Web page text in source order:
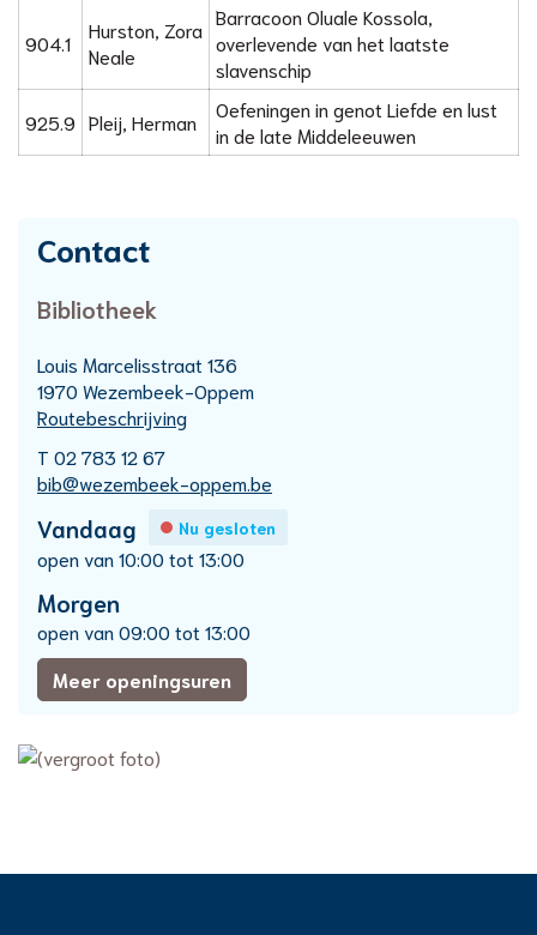
904.1
Hurston, Zora
Neale
Barracoon Oluale Kossola,
overlevende van het laatste
slavenschip
925.9 Pleij, Herman
Oefeningen in genot Liefde en lust
in de late Middeleeuwen
Contact
Bibliotheek
Adres
Louis Marcelisstraat 136
,1970 Wezembeek-Oppem
Routebeschrijving
T 02 783 12 67
E-
bib@wezembeek-oppem.be
Openingsuren
Vandaag Nu gesloten
open van 10:00 tot 13:00
Morgen
open van 09:00 tot 13:00
Meer openingsuren